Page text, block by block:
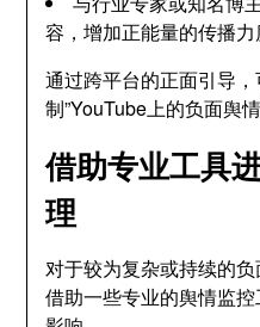
容，增加正能量的传播
通过跨平台的正面引导
制”YouTube上的负面舆
借助专业工具
理
对于较为复杂或持续的
借助一些专业的舆情监